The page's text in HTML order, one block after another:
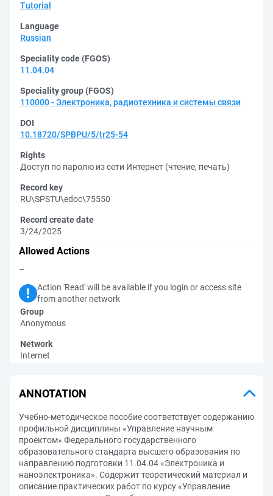
Tutorial
Language
Russian
Speciality code (FGOS)
11.04.04
Speciality group (FGOS)
110000 - Электроника, радиотехника и системы связи
DOI
10.18720/SPBPU/5/tr25-54
Rights
Доступ по паролю из сети Интернет (чтение, печать)
Record key
RU\SPSTU\edoc\75550
Record create date
3/24/2025
Allowed Actions
–
Action 'Read' will be available if you login or access site
from another network
Group
Anonymous
Network
Internet
ANNOTATION
Учебно-методическое пособие соответствует содержанию
профильной дисциплины «Управление научным
проектом» Федерального государственного
образовательного стандарта высшего образования по
направлению подготовки 11.04.04 «Электроника и
наноэлектроника». Содержит теоретический материал и
описание практических работ по курсу «Управление